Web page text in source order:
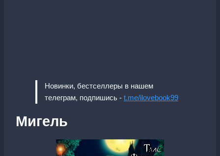
Новинки, бестселлеры в нашем
телеграм, подпишись - t.me/ilovebook99
Мигель